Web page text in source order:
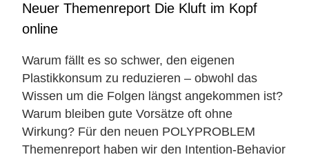
Neuer Themenreport Die Kluft im Kopf
online
Warum fällt es so schwer, den eigenen
Plastikkonsum zu reduzieren – obwohl das
Wissen um die Folgen längst angekommen ist?
Warum bleiben gute Vorsätze oft ohne
Wirkung? Für den neuen POLYPROBLEM
Themenreport haben wir den Intention-Behavior